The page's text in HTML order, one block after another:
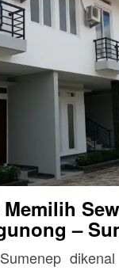
Memilih
–